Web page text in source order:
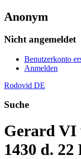
Anonym
Nicht angemeldet
Benutzerkonto
Anmelden
Rodovid DE
Suche
Gerard VI
1430 d.